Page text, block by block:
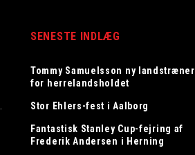
SENESTE INDLÆG
Tommy Samuelsson ny landstræner
for herrelandsholdet
Stor Ehlers-fest i Aalborg
Fantastisk Stanley Cup-fejring af
Frederik Andersen i Herning